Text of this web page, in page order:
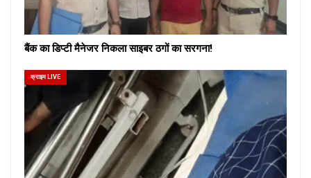
बैंक का डिप्टी मैनेजर निकला साइबर ठगों का सरगना!
क्राइम LIVE